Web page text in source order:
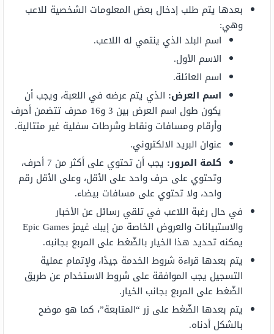
بعدها يتم طلب إدخال بعض المعلومات الشخصية للاعب
وهي:
اسم البلد الذي ينتمي له اللاعب.
الاسم الأول.
اسم العائلة.
اسم العرض: الذي يتم عرضه في اللعبة، ويجب أن
يكون طول اسم العرض بين 3 و16 محرف تتضمن أحرف
وأرقام ومسافات ونقاط وشرطات سفلية غير متتالية.
عنوان البريد الالكتروني.
كلمة المرور:
يجب أن تحتوي على أكثر من 7 أحرف،
وتحتوي على حرف واحد على الأقل، وعلى الأقل رقم
واحد، ولا تحتوي على مسافات بيضاء.
في حال رغبة اللاعب في تلقي رسائل عن الأخبار
والاستبيانات والعروض الخاصة من إيبك غيمز Epic Games
يمكنه تحديد هذا الخيار بالضّغط على المربع بجانبه.
يتم بعدها قراءة شروط الخدمة جيدًا، ولإتمام عملية
التسجيل يجب الموافقة على شروط الاستخدام عن طريق
الضّغط على المربع بجانب الخيار.
يتم بعدها الضّغط على زر “المتابعة”، كما هو موضح
بالشكل أدناه.